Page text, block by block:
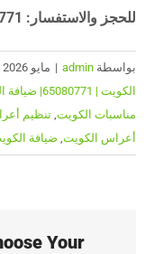
للحجز والاستفسار: 65080771
بواسطة admin
| مايو 15th, 2026
الكويت | 65080771| ضيافة الكويت
مناسبات الكويت تنظيم
أعراس الكويت ضيافة
Your